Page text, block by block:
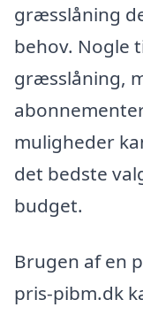
græsslåning
behov. Nogle
græsslåning,
muligheder
det bedste
budget.
Brugen af en
pris-pibm.dk